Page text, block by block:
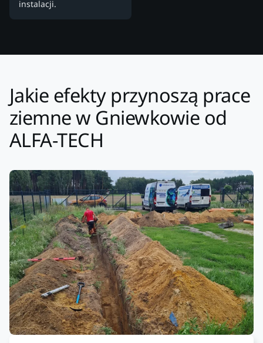
instalacji.
Jakie efekty przynoszą prace
ziemne w Gniewkowie od
ALFA-TECH